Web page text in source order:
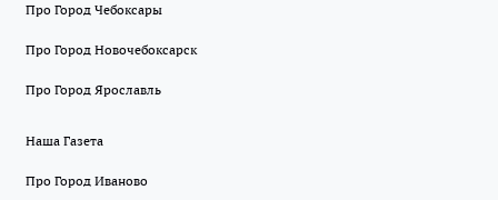
Про Город Чебоксары
Про Город Новочебоксарск
Про Город Ярославль
Наша Газета
Про Город Иваново